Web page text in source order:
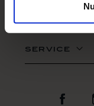
service